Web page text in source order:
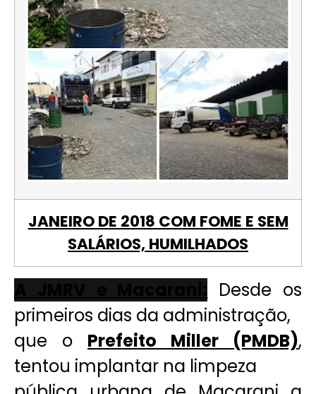
JANEIRO DE 2018 COM FOME E SEM
SALÁRIOS, HUMILHADOS
Desde os
primeiros dias da administração,
que o Prefeito Miller (PMDB),
tentou implantar na limpeza